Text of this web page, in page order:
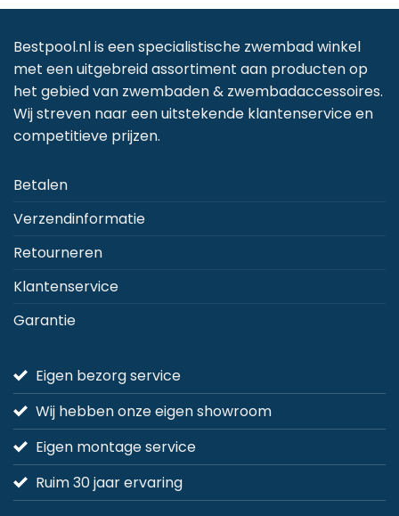
Bestpool.nl is een specialistische zwembad winkel
met een uitgebreid assortiment aan producten op
het gebied van zwembaden & zwembadaccessoires.
Wij streven naar een uitstekende klantenservice en
competitieve prijzen.
Betalen
Verzendinformatie
Retourneren
Klantenservice
Garantie
Eigen bezorg service
Wij hebben onze eigen showroom
Eigen montage service
Ruim 30 jaar ervaring